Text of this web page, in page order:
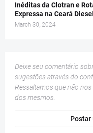
Inéditas da Clotran e
Expressa na Ceará Diesel
March 30, 2024
Deixe seu comentário
sugestões através do
Ressaltamos que não
dos mesmos.
Postar